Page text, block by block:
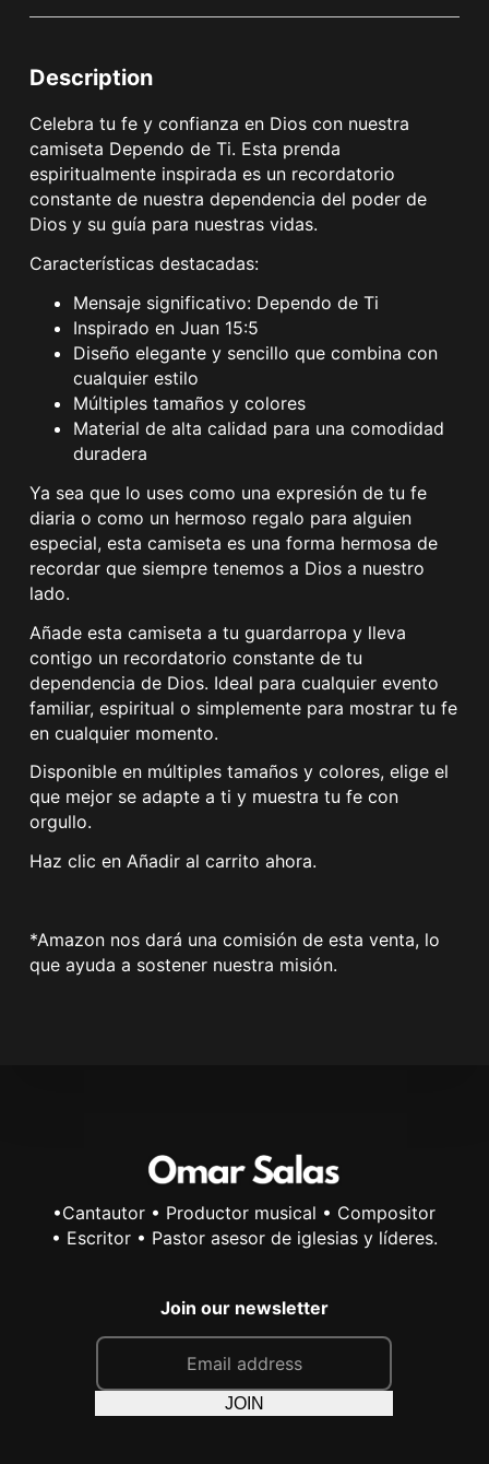
Description
Celebra tu fe y confianza en Dios con nuestra
camiseta Dependo de Ti. Esta prenda
espiritualmente inspirada es un recordatorio
constante de nuestra dependencia del poder de
Dios y su guía para nuestras vidas.
Características destacadas:
Mensaje significativo: Dependo de Ti
Inspirado en Juan 15:5
Diseño elegante y sencillo que combina con
cualquier estilo
Múltiples tamaños y colores
Material de alta calidad para una comodidad
duradera
Ya sea que lo uses como una expresión de tu fe
diaria o como un hermoso regalo para alguien
especial, esta camiseta es una forma hermosa de
recordar que siempre tenemos a Dios a nuestro
lado.
Añade esta camiseta a tu guardarropa y lleva
contigo un recordatorio constante de tu
dependencia de Dios. Ideal para cualquier evento
familiar, espiritual o simplemente para mostrar tu fe
en cualquier momento.
Disponible en múltiples tamaños y colores, elige el
que mejor se adapte a ti y muestra tu fe con
orgullo.
Haz clic en Añadir al carrito ahora.
*Amazon nos dará una comisión de esta venta, lo
que ayuda a sostener nuestra misión.
•Cantautor • Productor musical • Compositor
• Escritor • Pastor asesor de iglesias y líderes.
Join our newsletter
E
a
i
JOIN